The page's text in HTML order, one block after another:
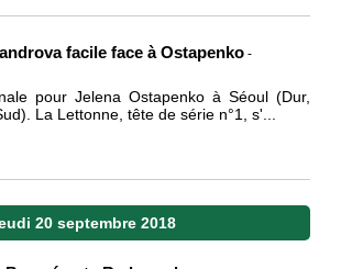
facile face à Ostapenko -
pour Jelena Ostapenko à Séoul (Dur,
La Lettonne, tête de série n°1, s'...
20 septembre 2018